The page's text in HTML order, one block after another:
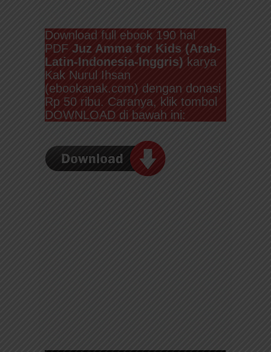
Download full ebook 190 hal
PDF Juz Amma for Kids (Arab-
Latin-Indonesia-Inggris) karya
Kak Nurul Ihsan
(ebookanak.com) dengan donasi
Rp 50 ribu. Caranya, klik tombol
DOWNLOAD di bawah ini: